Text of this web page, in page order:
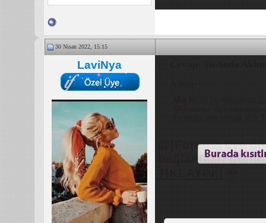
30 Nisan 2022, 15:15
LaviNya
Cevap: Şu Anda
Alıntı:
MiaNickli Üyeden Alıntı
@[Foruma üye
Foruma üye olmak için
@[Foruma üye
bağlantıları
TIKLAYIN!]🌹